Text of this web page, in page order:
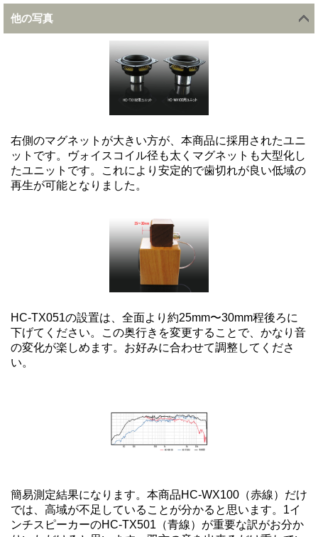
他の写真
右側のマグネットが大きい方が、本商品に採用されたユニ
ットです。ヴォイスコイル径も太くマグネットも大型化し
たユニットです。これにより安定的で歯切れが良い低域の
再生が可能となりました。
HC-TX051の設置は、全面より約25mm〜30mm程後ろに
下げてください。この奥行きを変更することで、かなり音
の変化が楽しめます。お好みに合わせて調整してくださ
い。
簡易測定結果になります。本商品HC-WX100（赤線）だけ
では、高域が不足していることが分かると思います。1イ
ンチスピーカーのHC-TX501（青線）が重要な訳がお分か